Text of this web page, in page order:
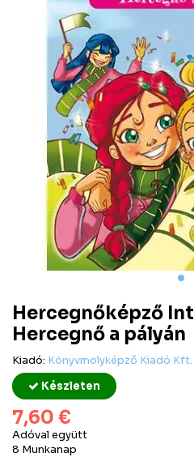
Hercegnőképző
Hercegnő a pályán
Kiadó: Könyvmolyképző Kiadó Kft.
Készleten
7,60 €
Adóval együtt
8 Munkanap